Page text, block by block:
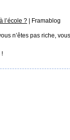
l’école ? | Framablog
n’êtes pas riche,
!